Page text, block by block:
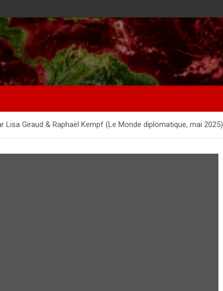
Lisa Giraud & Raphaël Kempf (Le Monde diplomatique, mai 2025)